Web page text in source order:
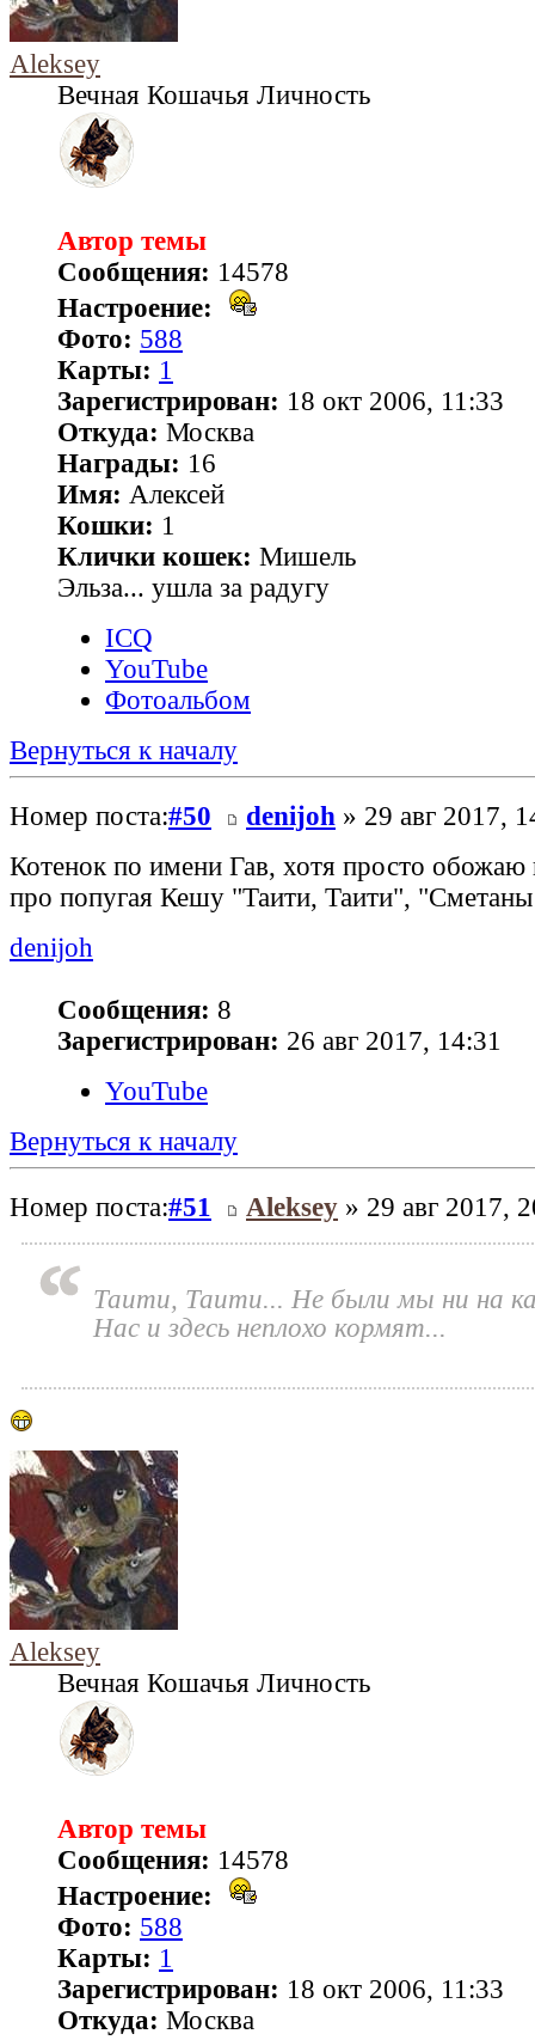
Aleksey
Вечная Кошачья Личность
Автор темы
Сообщения: 14578
Настроение:
Фото: 588
Карты: 1
Зарегистрирован: 18 окт 2006, 11:33
Откуда: Москва
Награды: 16
Имя: Алексей
Кошки: 1
Клички кошек: Мишель
Эльза... ушла за радугу
ICQ
YouTube
Фотоальбом
Вернуться к началу
Номер поста:#50 denijoh » 29 авг 2017,
Котенок по имени Гав, хотя просто обожаю
про попугая Кешу "Таити, Таити",
denijoh
Сообщения: 8
Зарегистрирован: 26 авг 2017, 14:31
YouTube
Вернуться к началу
Номер поста:#51 Aleksey » 29 авг 2017,
Таити, Таити... Не были мы ни на
Нас и здесь неплохо кормят...
Aleksey
Вечная Кошачья Личность
Автор темы
Сообщения: 14578
Настроение:
Фото: 588
Карты: 1
Зарегистрирован: 18 окт 2006, 11:33
Откуда: Москва